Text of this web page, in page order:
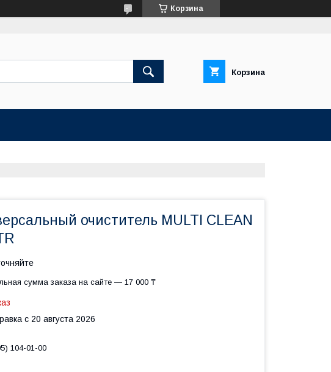
Корзина
Корзина
очиститель MULTI CLEAN
сумма заказа на сайте — 17 000 ₸
с 20 августа 2026
104-01-00